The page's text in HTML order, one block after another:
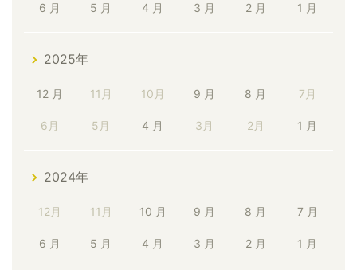
6 月 5 月 4 月 3 月 2 月 1 月
2025年
12 月 11月 10月 9 月 8 月 7月
6月 5月 4 月 3月 2月 1 月
2024年
12月 11月 10 月 9 月 8 月 7 月
6 月 5 月 4 月 3 月 2 月 1 月